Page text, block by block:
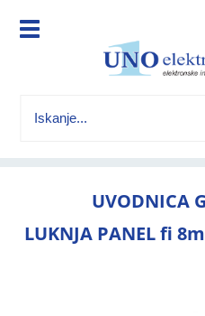
UVODNICA
LUKNJA PANEL fi